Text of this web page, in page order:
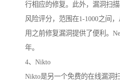
行相应的修复。此外，漏洞扫
风险评分，范围在1-1000之间
用之前修复漏洞提供了便利。
年。
4、Nikto
Nikto是另一个免费的在线漏洞